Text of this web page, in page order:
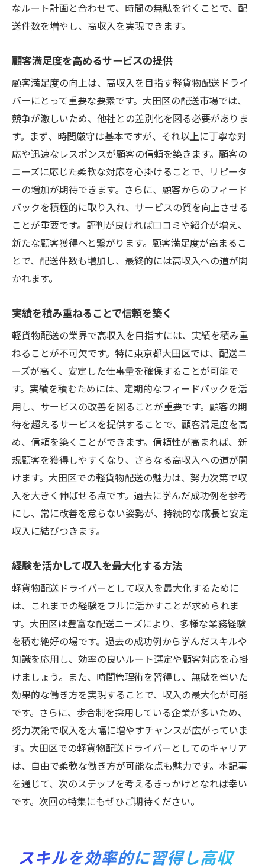
自由な働き方がもたらす収入の可能性
大田区での軽貨物配送業の高収入の可能性を探
需要が高まる背景とその影響
地域特性を活かした収入源の発見
高収入を生む市場トレンドの分析
大田区における配送業界の将来性
競争優位性を確保する方法
高収入を狙うための戦略的アプローチ
効率的な仕事で高収入を実現する軽貨物配送の
方法
効率的な業務プロセスの構築
ITツールを活用した業務改善
時間とコストを節約する配送術
作業効率を高めるための工夫
高収入に繋げる効率的な業務運営
大田区の配送ニーズを活かして高収入を得る軽
貨物配送の魅力
地域特有のニーズを掴む方法
顧客の期待に応える配送サービス
高収入を実現するためのマーケティング
大田区の市場動向を分析する
ニーズに応じた柔軟なサービス提供
地域密着型ビジネスの成功事例
なルート計画と合わせて、時間の無駄を省くことで、配
送件数を増やし、高収入を実現できます。
顧客満足度を高めるサービスの提供
顧客満足度の向上は、高収入を目指す軽貨物配送ドライ
バーにとって重要な要素です。大田区の配送市場では、
競争が激しいため、他社との差別化を図る必要がありま
す。まず、時間厳守は基本ですが、それ以上に丁寧な対
応や迅速なレスポンスが顧客の信頼を築きます。顧客の
ニーズに応じた柔軟な対応を心掛けることで、リピータ
ーの増加が期待できます。さらに、顧客からのフィード
バックを積極的に取り入れ、サービスの質を向上させる
ことが重要です。評判が良ければ口コミや紹介が増え、
新たな顧客獲得へと繋がります。顧客満足度が高まるこ
とで、配送件数も増加し、最終的には高収入への道が開
かれます。
実績を積み重ねることで信頼を築く
軽貨物配送の業界で高収入を目指すには、実績を積み重
ねることが不可欠です。特に東京都大田区では、配送ニ
ーズが高く、安定した仕事量を確保することが可能で
す。実績を積むためには、定期的なフィードバックを活
用し、サービスの改善を図ることが重要です。顧客の期
待を超えるサービスを提供することで、顧客満足度を高
め、信頼を築くことができます。信頼性が高まれば、新
規顧客を獲得しやすくなり、さらなる高収入への道が開
けます。大田区での軽貨物配送の魅力は、努力次第で収
入を大きく伸ばせる点です。過去に学んだ成功例を参考
にし、常に改善を怠らない姿勢が、持続的な成長と安定
収入に結びつきます。
経験を活かして収入を最大化する方法
軽貨物配送ドライバーとして収入を最大化するために
は、これまでの経験をフルに活かすことが求められま
す。大田区は豊富な配送ニーズにより、多様な業務経験
を積む絶好の場です。過去の成功例から学んだスキルや
知識を応用し、効率の良いルート選定や顧客対応を心掛
けましょう。また、時間管理術を習得し、無駄を省いた
効果的な働き方を実現することで、収入の最大化が可能
です。さらに、歩合制を採用している企業が多いため、
努力次第で収入を大幅に増やすチャンスが広がっていま
す。大田区での軽貨物配送ドライバーとしてのキャリア
は、自由で柔軟な働き方が可能な点も魅力です。本記事
を通じて、次のステップを考えるきっかけとなれば幸い
です。次回の特集にもぜひご期待ください。
スキルを効率的に習得し高収